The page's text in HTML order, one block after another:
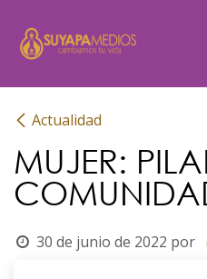
Actualidad
MUJER:
30 de junio de 2022 por